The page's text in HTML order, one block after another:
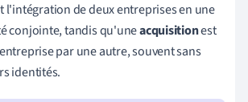
l'intégration de deux entreprises en une
conjointe, tandis qu'uneacquisitionest
par une autre, souvent sans
identités.